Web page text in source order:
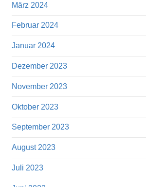
März 2024
Februar 2024
Januar 2024
Dezember 2023
November 2023
Oktober 2023
September 2023
August 2023
Juli 2023